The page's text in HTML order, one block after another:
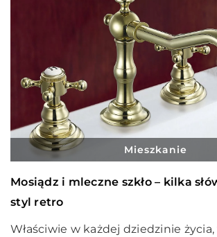
Mieszkanie
Mosiądz i mleczne szkło – kilka
styl retro
Właściwie w każdej dziedzinie